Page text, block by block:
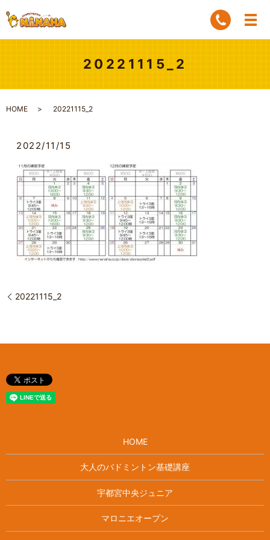
20221115_2
HOME 20221115_2
2022/11/15
20221115_2
HOME
大人のバドミントン基礎講座
宇都宮中央ジュニア
マロニエオープン